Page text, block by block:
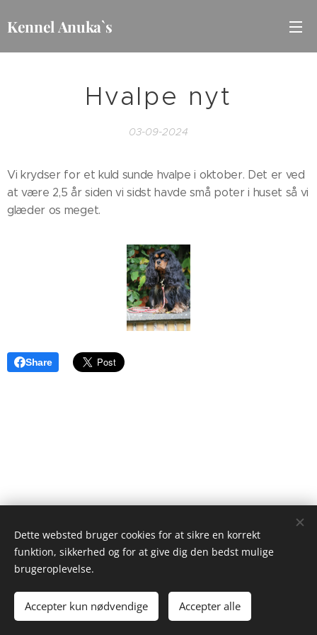
Kennel Anuka`s
Hvalpe nyt
03-09-2024
Vi krydser for et kuld sunde hvalpe i oktober. Det er ved
at være 2,5 år siden vi sidst havde små poter i huset så vi
glæder os meget.
Share
© 2022 kennel Anukas. Tange Skovvej 12, 8850 Bjerringbro.
Cookies
Dette websted bruger cookies for at sikre en korrekt
funktion, sikkerhed og for at give dig den bedst mulige
brugeroplevelse.
Accepter kun nødvendige Accepter alle